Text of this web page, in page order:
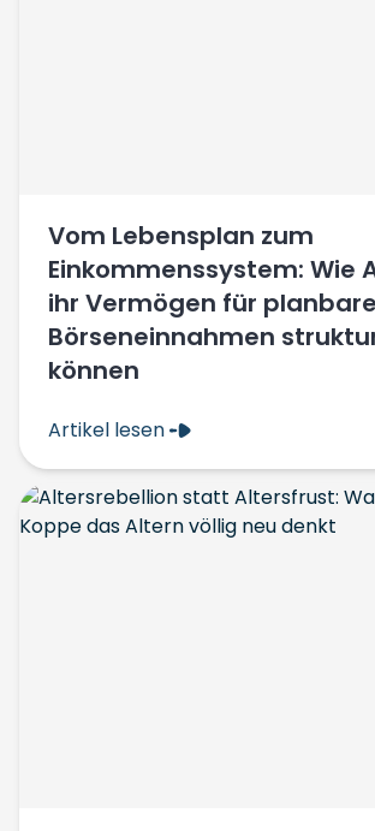
Vom Lebensplan zum
Einkommenssystem: Wie
ihr Vermögen für planbare
Börseneinnahmen
können
Artikel lesen